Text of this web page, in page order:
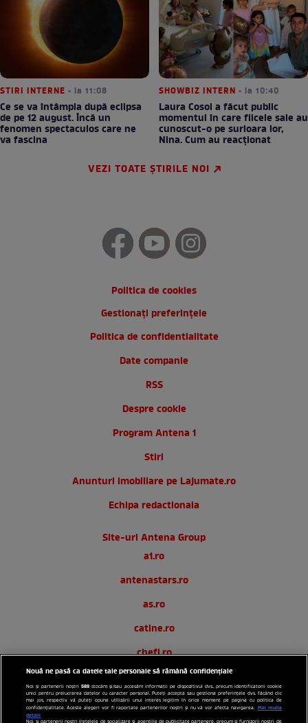
STIRI INTERNE • la 11:08
Ce se va întâmpla după eclipsa
de pe 12 august. Încă un
fenomen spectaculos care ne
va fascina
SHOWBIZ INTERN • la 10:40
Laura Cosoi a făcut public
momentul în care fiicele sale au
cunoscut-o pe surioara lor,
Nina. Cum au reacționat
VEZI TOATE ȘTIRILE NOI
Politica de cookies
Gestionați preferințele
Politica de confidentialitate
Date companie
RSS
Despre cookie
Program Antena 1
Stiri
Anunturi imobiliare pe Lajumate.ro
Echipa redactionala
Site-uri Antena Group
a1.ro
antenastars.ro
as.ro
catine.ro
chefi.ro
deparinti.ro
medicool.ro
Nouă ne pasă ca datele tale personale să rămână confidențiale
Noi și partenerii noștri589 stocăm și/sau accesăm informații pe dispozitivul dvs., precum identificatorii cookie
unici pentru prelucrarea datelor cu caracter personal. Puteți accepta sau gestiona preferințele dvs. făcând clic
mai jos, respectiv vă puteți opune utilizării unui interes legitim în orice moment pe pagina cu politica de
confidențialitate. Aceste alegeri vor fi raportate partenerilor noștri și nu vă vor afecta navigarea. Mai multe
detalii